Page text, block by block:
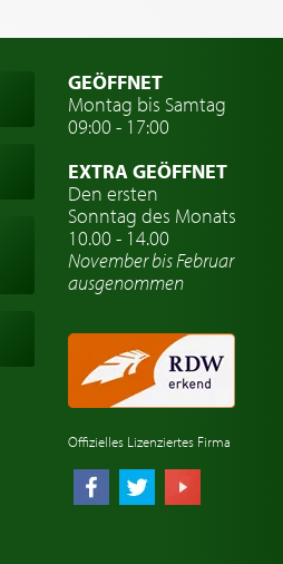
GEÖFFNET
Montag bis Samtag
09:00 - 17:00
EXTRA GEÖFFNET
Den ersten
Sonntag des Monats
10.00 - 14.00
November bis Februar
ausgenommen
Offizielles Lizenziertes Firma